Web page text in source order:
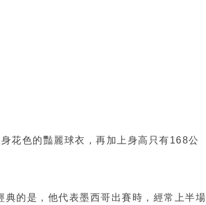
花色的豔麗球衣，再加上身高只有168公
的是，他代表墨西哥出賽時，經常上半場